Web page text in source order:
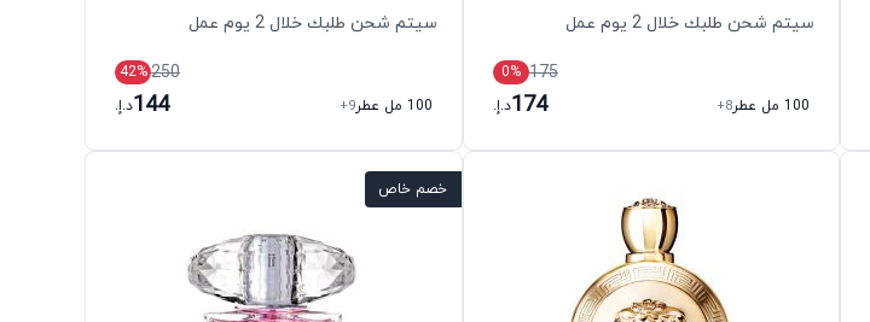
سيتم شحن طلبك خلال 2 يوم عمل
175
0%
100 مل عطر
+8
174د.إ.
سيتم شحن طلبك خلال 2 يوم عمل
250
42%
100 مل عطر
+9
144د.إ.
خصم خاص